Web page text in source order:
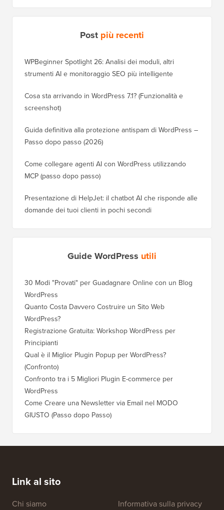
Post più recenti
WPBeginner Spotlight 26: Analisi dei moduli, altri
strumenti AI e monitoraggio SEO più intelligente
Cosa sta arrivando in WordPress 7.1? (Funzionalità e
screenshot)
Guida definitiva alla protezione antispam di WordPress –
Passo dopo passo (2026)
Come collegare agenti AI con WordPress utilizzando
MCP (passo dopo passo)
Presentazione di HelpJet: il chatbot AI che risponde alle
domande dei tuoi clienti in pochi secondi
Guide WordPress utili
30 Modi "Provati" per Guadagnare Online con un Blog
WordPress
Quanto Costa Davvero Costruire un Sito Web
WordPress?
Registrazione Gratuita: Workshop WordPress per
Principianti
Qual è il Miglior Plugin Popup per WordPress?
(Confronto)
Confronto tra i 5 Migliori Plugin E-commerce per
WordPress
Come Creare una Newsletter via Email nel MODO
GIUSTO (Passo dopo Passo)
Link al sito
Chi siamo
Informativa sulla privacy